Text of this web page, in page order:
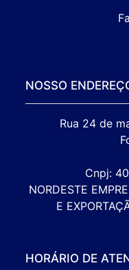
NOSSO
Rua 24 de
Cnpj:
NORDESTE
E
HORÁRIO DE